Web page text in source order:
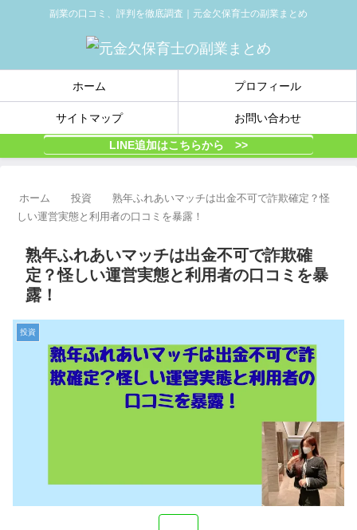
副業の口コミ、評判を徹底調査｜元金欠保育士の副業まとめ
ホーム プロフィール
サイトマップ お問い合わせ
LINE追加はこちらから >>
ホーム 投資
熟年ふれあいマッチは出金不可で詐欺確定？怪
しい運営実態と利用者の口コミを暴露！
熟年ふれあいマッチは出金不可で詐欺確
定？怪しい運営実態と利用者の口コミを暴
露！
投資